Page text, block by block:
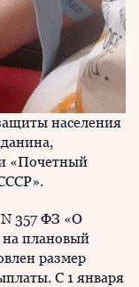
населения
«Почетный
357 ФЗ «О
на плановый
размер
С 1 января